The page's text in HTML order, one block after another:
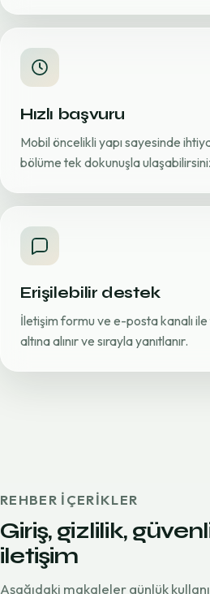
Hızlı başvuru
Mobil öncelikli yapı sayesinde
bölüme tek dokunuşla
Erişilebilir destek
İletişim formu ve e-posta kanalı
altına alınır ve sırayla yanıtlanır.
REHBER IÇERIKLER
Giriş, gizlilik,
iletişim
Aşağıdaki makaleler günlük